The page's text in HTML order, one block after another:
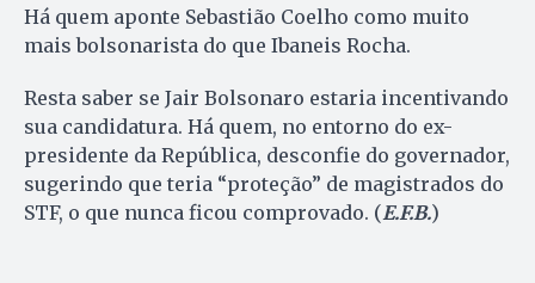
Há quem aponte Sebastião Coelho como muito
mais bolsonarista do que Ibaneis Rocha.
Resta saber se Jair Bolsonaro estaria incentivando
sua candidatura. Há quem, no entorno do ex-
presidente da República, desconfie do governador,
sugerindo que teria “proteção” de magistrados do
STF, o que nunca ficou comprovado. (E.F.B.)